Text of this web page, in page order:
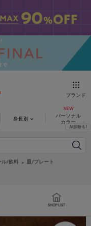
ブランド
身長別
パーソナル
カラー
ル/飲料
皿/プレート